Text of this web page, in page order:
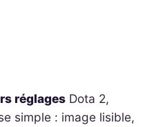
réglagesDota 2,
simple : image lisible,